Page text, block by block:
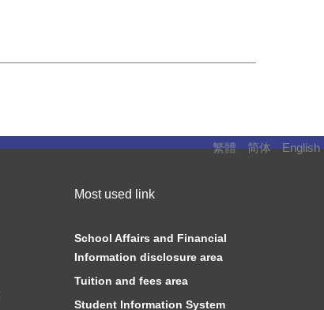
繁體 简体 English
Most used link
School Affairs and Financial
Information disclosure area
Tuition and fees area
Student Information System